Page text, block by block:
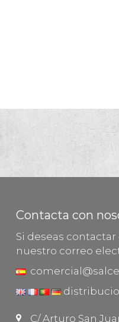
Contacta con
Si deseas
nuestro correo
C/ Arturo San